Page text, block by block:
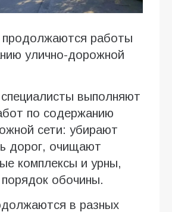
продолжаются работы
улично-дорожной
выполняют
по содержанию
сети: убирают
дорог, очищают
комплексы и урны,
обочины.
в разных